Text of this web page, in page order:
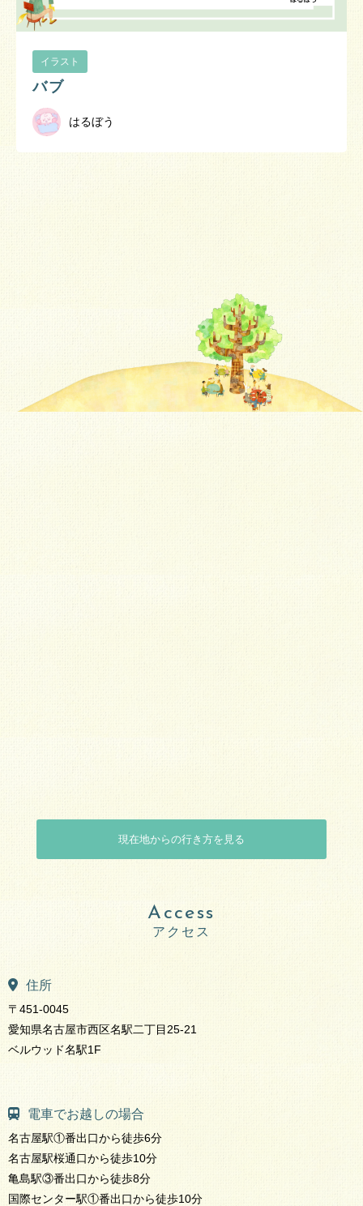
イラスト
バブ
はるぼう
現在地からの行き方を見る
Access
住所
〒451-0045
愛知県名古屋市西区名駅二丁目25-21
ベルウッド名駅1F
電車でお越しの場合
名古屋駅①番出口から徒歩6分
名古屋駅桜通口から徒歩10分
亀島駅③番出口から徒歩8分
国際センター駅①番出口から徒歩10分